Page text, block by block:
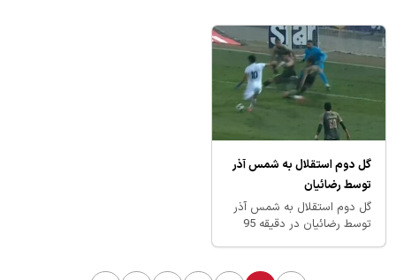
گل دوم استقلال به شمس آذر
توسط رضائیان
گل دوم استقلال به شمس آذر
توسط رضائیان در دقیقه 95